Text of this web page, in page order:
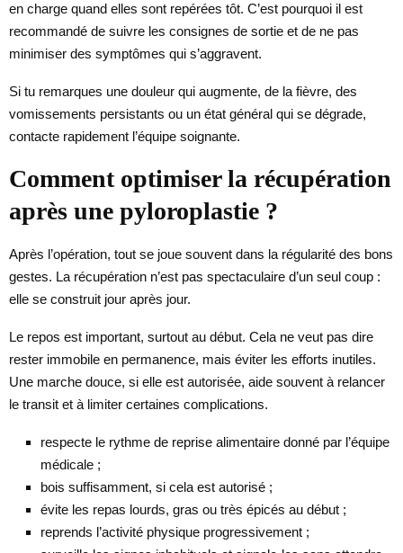
en charge quand elles sont repérées tôt. C’est pourquoi il est
recommandé de suivre les consignes de sortie et de ne pas
minimiser des symptômes qui s’aggravent.
Si tu remarques une douleur qui augmente, de la fièvre, des
vomissements persistants ou un état général qui se dégrade,
contacte rapidement l’équipe soignante.
Comment optimiser la récupération
après une pyloroplastie ?
Après l’opération, tout se joue souvent dans la régularité des bons
gestes. La récupération n’est pas spectaculaire d’un seul coup :
elle se construit jour après jour.
Le repos est important, surtout au début. Cela ne veut pas dire
rester immobile en permanence, mais éviter les efforts inutiles.
Une marche douce, si elle est autorisée, aide souvent à relancer
le transit et à limiter certaines complications.
respecte le rythme de reprise alimentaire donné par l’équipe
médicale ;
bois suffisamment, si cela est autorisé ;
évite les repas lourds, gras ou très épicés au début ;
reprends l’activité physique progressivement ;